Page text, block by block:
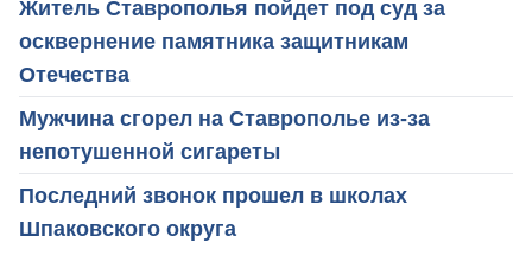
Житель Ставрополья пойдет под суд за
осквернение памятника защитникам
Отечества
Мужчина сгорел на Ставрополье из-за
непотушенной сигареты
Последний звонок прошел в школах
Шпаковского округа